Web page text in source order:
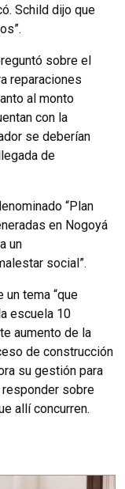
Schild dijo que
sobre el
reparaciones
al monto
con la
se deberían
de
“Plan
en Nogoyá
un
social”.
un tema “que
escuela 10
aumento de la
de construcción
su gestión para
responder sobre
allí concurren.